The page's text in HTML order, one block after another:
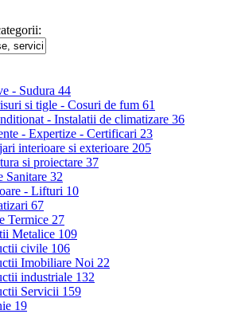
- Sudura 44
si tigle - Cosuri de fum 61
- Instalatii de climatizare 36
- Expertize - Certificari 23
interioare si exterioare 205
si proiectare 37
Sanitare 32
- Lifturi 10
67
Termice 27
Metalice 109
civile 106
Imobiliare Noi 22
industriale 132
Servicii 159
19